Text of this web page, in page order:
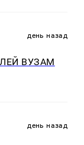
день назад
ВУЗАМ
день назад